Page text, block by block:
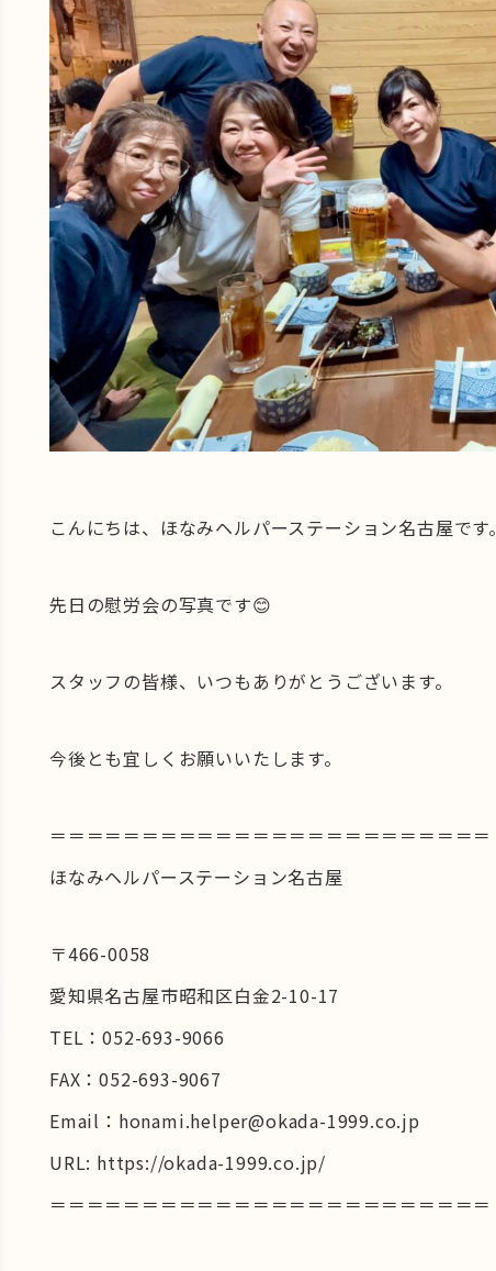
こんにちは、ほなみヘルパーステーション名古屋です。
先日の慰労会の写真です😊
スタッフの皆様、いつもありがとうございます。
今後とも宜しくお願いいたします。
＝＝＝＝＝＝＝＝＝＝＝＝＝＝＝＝＝＝＝＝＝＝＝＝
ほなみヘルパーステーション名古屋
〒466-0058
愛知県名古屋市昭和区白金2-10-17
TEL：052-693-9066
FAX：052-693-9067
Email：honami.helper@okada-1999.co.jp
URL: https://okada-1999.co.jp/
＝＝＝＝＝＝＝＝＝＝＝＝＝＝＝＝＝＝＝＝＝＝＝＝